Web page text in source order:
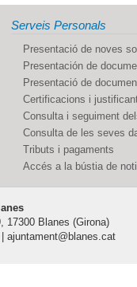
Serveis Personals
Presentació de noves
Presentación de
Presentació de
Certificacions i
Consulta i seguiment
Consulta de les seves
Tributs i pagaments
Accés a la bústia de
17300 Blanes (Girona)
ajuntament@blanes.cat